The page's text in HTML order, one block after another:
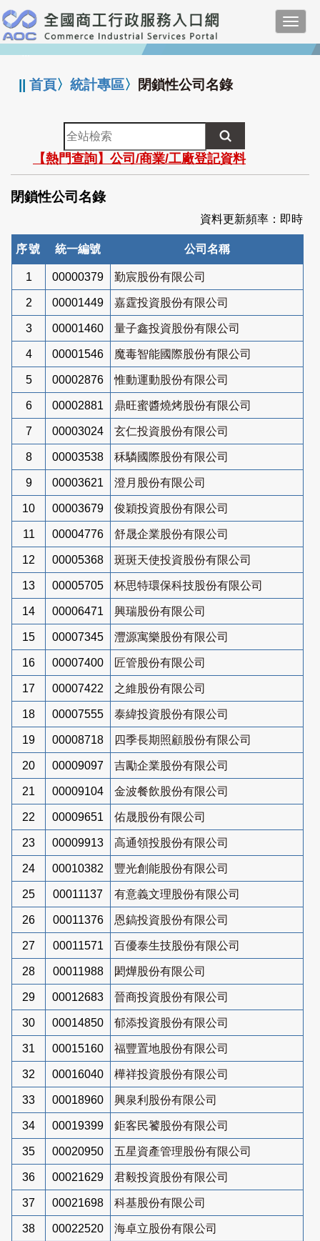
跳
到
主
要
:::
||首頁〉統計專區〉 閉鎖性公司名錄
全
站
檢
索
【熱門查詢】公司/商業/工廠登記資料
閉鎖性公司名錄
資料更新頻率：即時
序號 統一編號 公司名稱
1 00000379 勤宸股份有限公司
2 00001449 嘉霆投資股份有限公司
3 00001460 量子鑫投資股份有限公司
4 00001546 魔毒智能國際股份有限公司
5 00002876 惟動運動股份有限公司
6 00002881 鼎旺蜜醬燒烤股份有限公司
7 00003024 玄仁投資股份有限公司
8 00003538 秝驎國際股份有限公司
9 00003621 澄月股份有限公司
10 00003679 俊穎投資股份有限公司
11 00004776 舒晟企業股份有限公司
12 00005368 斑斑天使投資股份有限公司
13 00005705 杯思特環保科技股份有限公司
14 00006471 興瑞股份有限公司
15 00007345 灃源寓樂股份有限公司
16 00007400 匠管股份有限公司
17 00007422 之維股份有限公司
18 00007555 泰緯投資股份有限公司
19 00008718 四季長期照顧股份有限公司
20 00009097 吉勵企業股份有限公司
21 00009104 金波餐飲股份有限公司
22 00009651 佑晟股份有限公司
23 00009913 高通領投股份有限公司
24 00010382 豐光創能股份有限公司
25 00011137 有意義文理股份有限公司
26 00011376 恩鎬投資股份有限公司
27 00011571 百優泰生技股份有限公司
28 00011988 閎燁股份有限公司
29 00012683 晉商投資股份有限公司
30 00014850 郁添投資股份有限公司
31 00015160 福豐置地股份有限公司
32 00016040 樺祥投資股份有限公司
33 00018960 興泉利股份有限公司
34 00019399 鉅客民饕股份有限公司
35 00020950 五星資產管理股份有限公司
36 00021629 君毅投資股份有限公司
37 00021698 科基股份有限公司
38 00022520 海卓立股份有限公司